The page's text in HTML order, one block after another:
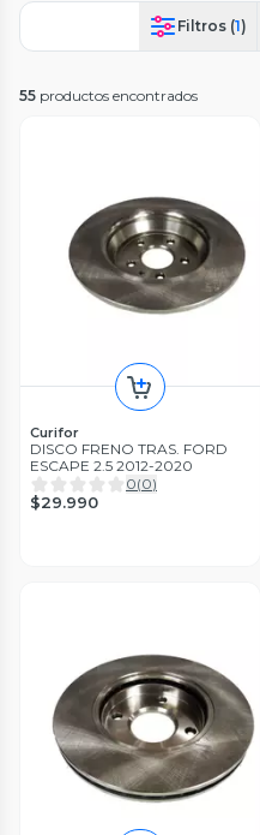
Filtros (1)
55 productos encontrados
Curifor
DISCO FRENO TRAS. FORD
ESCAPE 2.5 2012-2020
0(0)
$29.990